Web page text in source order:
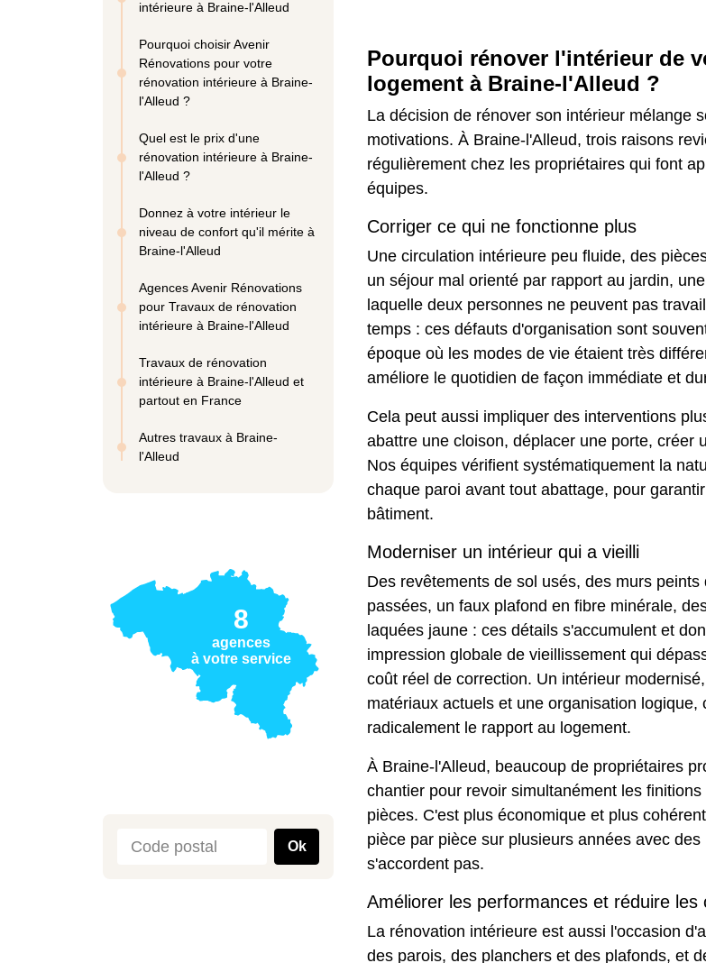
intérieure à Braine-l'Alleud
Pourquoi choisir Avenir
Rénovations pour votre
rénovation intérieure à Braine-
l'Alleud ?
Quel est le prix d'une
rénovation intérieure à Braine-
l'Alleud ?
Donnez à votre intérieur le
niveau de confort qu'il mérite à
Braine-l'Alleud
Agences Avenir Rénovations
pour Travaux de rénovation
intérieure à Braine-l'Alleud
Travaux de rénovation
intérieure à Braine-l'Alleud et
partout en France
Autres travaux à Braine-
l'Alleud
8
agences
à votre service
Ok
Pourquoi rénover l'intérieur de
logement à Braine-l'Alleud ?
La décision de rénover son intérieur mélange
motivations. À Braine-l'Alleud, trois raisons
régulièrement chez les propriétaires qui font
équipes.
Corriger ce qui ne fonctionne plus
Une circulation intérieure peu fluide, des
un séjour mal orienté par rapport au jardin,
laquelle deux personnes ne peuvent pas
temps : ces défauts d'organisation sont
époque où les modes de vie étaient très
améliore le quotidien de façon immédiate et
Cela peut aussi impliquer des interventions
abattre une cloison, déplacer une porte, créer
Nos équipes vérifient systématiquement la
chaque paroi avant tout abattage, pour
bâtiment.
Moderniser un intérieur qui a vieilli
Des revêtements de sol usés, des murs peints
passées, un faux plafond en fibre minérale,
laquées jaune : ces détails s'accumulent et
impression globale de vieillissement qui
coût réel de correction. Un intérieur
matériaux actuels et une organisation logique,
radicalement le rapport au logement.
À Braine-l'Alleud, beaucoup de propriétaires
chantier pour revoir simultanément les
pièces. C'est plus économique et plus
pièce par pièce sur plusieurs années avec
s'accordent pas.
Améliorer les performances et réduire les
La rénovation intérieure est aussi l'occasion
des parois, des planchers et des plafonds, et